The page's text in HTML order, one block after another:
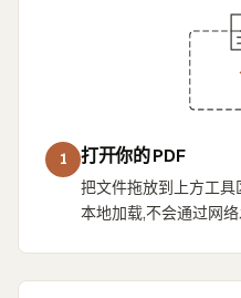
1 打开你的 PDF
把文件拖放到上方工
本地加载,不会通过网络